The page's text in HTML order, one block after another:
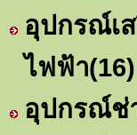
อุปกรณ์เ
ไฟฟ้า(16)
อุปกรณ์ช่